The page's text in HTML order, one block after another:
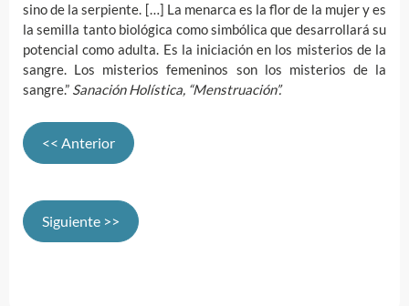
sino de la serpiente. […] La menarca es la flor de la mujer y es
la semilla tanto biológica como simbólica que desarrollará su
potencial como adulta. Es la iniciación en los misterios de la
sangre. Los misterios femeninos son los misterios de la
sangre.” Sanación Holística, “Menstruación”.
<< Anterior
Siguiente >>